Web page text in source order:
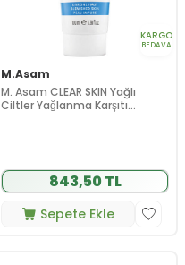
KARGO
BEDAVA
M.Asam
M. Asam CLEAR SKIN Yağlı
Ciltler Yağlanma Karşıtı
843,50 TL
Sepete Ekle